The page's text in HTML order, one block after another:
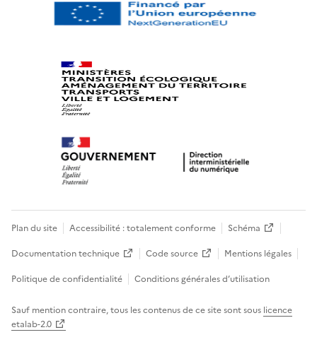
Plan du site Accessibilité : totalement conforme
Schéma
Documentation technique
Code source
Mentions légales
Politique de confidentialité
Conditions générales d’utilisation
Sauf mention contraire, tous les contenus de ce site sont sous licence
etalab-2.0